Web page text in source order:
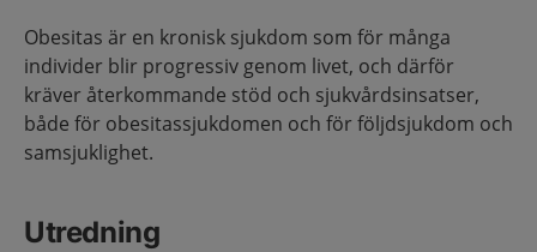
Obesitas är en kronisk sjukdom som för många
individer blir progressiv genom livet, och därför
kräver återkommande stöd och sjukvårdsinsatser,
både för obesitassjukdomen och för följdsjukdom och
samsjuklighet.
Utredning